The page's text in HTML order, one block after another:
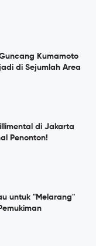
Kumamoto
di Sejumlah Area
di Jakarta
Penonton!
untuk "Melarang"